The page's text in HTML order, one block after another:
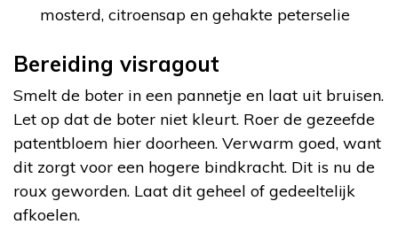
mosterd, citroensap en gehakte peterselie
Bereiding visragout
Smelt de boter in een pannetje en laat uit bruisen.
Let op dat de boter niet kleurt. Roer de gezeefde
patentbloem hier doorheen. Verwarm goed, want
dit zorgt voor een hogere bindkracht. Dit is nu de
roux geworden. Laat dit geheel of gedeeltelijk
afkoelen.